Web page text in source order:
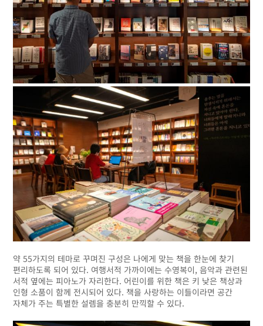
약 55가지의 테마로 꾸며진 구성은 나에게 맞는 책을 한눈에 찾기
편리하도록 되어 있다. 여행서적 가까이에는 수영복이, 음악과 관련된
서적 옆에는 피아노가 자리한다. 어린이를 위한 책은 키 낮은 책상과
인형 소품이 함께 전시되어 있다. 책을 사랑하는 이들이라면 공간
자체가 주는 특별한 설렘을 충분히 만끽할 수 있다.